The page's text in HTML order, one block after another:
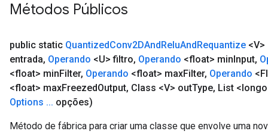
Métodos Públicos
public static QuantizedConv2DAndReluAndRequantize <V>
entrada, Operando <U> filtro, Operando <float> minInput,
<float> minFilter, Operando <float> maxFilter, Operando
<float> maxFreezedOutput, Class <V> outType, List
Options ... opções)
Método de fábrica para criar uma classe que envolve uma